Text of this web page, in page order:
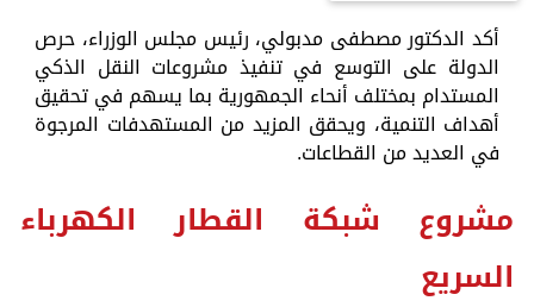
أكد الدكتور مصطفى مدبولي، رئيس مجلس الوزراء، حرص
الدولة على التوسع في تنفيذ مشروعات النقل الذكي
المستدام بمختلف أنحاء الجمهورية بما يسهم في تحقيق
أهداف التنمية، ويحقق المزيد من المستهدفات المرجوة
في العديد من القطاعات.
مشروع شبكة القطار الكهرباء
السريع